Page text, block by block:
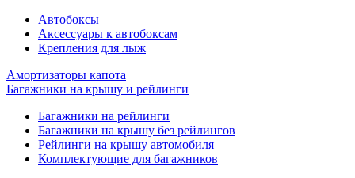
Автобоксы
Аксессуары к автобоксам
Крепления для лыж
Амортизаторы капота
Багажники на крышу и рейлинги
Багажники на рейлинги
Багажники на крышу без рейлингов
Рейлинги на крышу автомобиля
Комплектующие для багажников